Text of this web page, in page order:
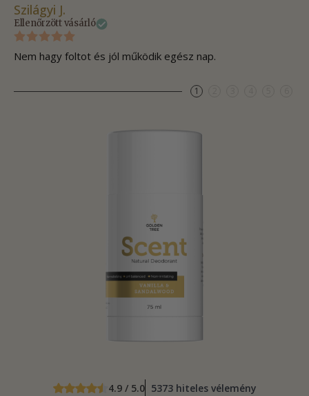
Szilágyi J.
Ellenőrzött vásárló
Nem hagy foltot és jól működik egész nap.
1
4.9 / 5.0 5373 hiteles vélemény